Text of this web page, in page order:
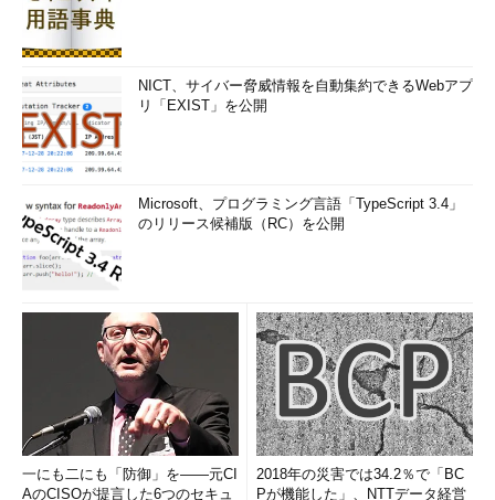
NICT、サイバー脅威情報を自動集約できるWebアプ
リ「EXIST」を公開
Microsoft、プログラミング言語「TypeScript 3.4」
のリリース候補版（RC）を公開
一にも二にも「防御」を――元CI
AのCISOが提言した6つのセキュ
2018年の災害では34.2％で「BC
Pが機能した」、NTTデータ経営